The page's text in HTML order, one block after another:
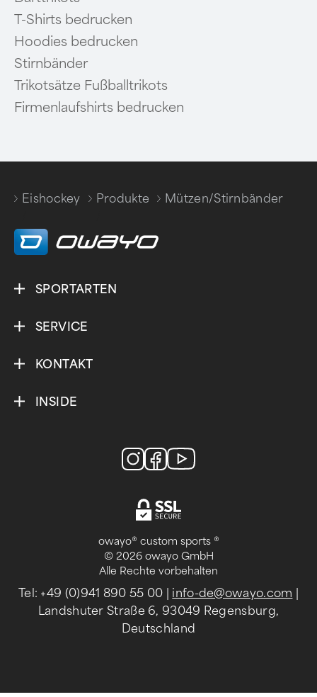
T-Shirts bedrucken
Hoodies bedrucken
Stirnbänder
Trikotsätze Fußballtrikots
Firmenlaufshirts bedrucken
Eishockey
Produkte
Mützen/Stirnbänder
SPORTARTEN
SERVICE
KONTAKT
INSIDE
owayo® custom sports ®
© 2026 owayo GmbH
Alle Rechte vorbehalten
Tel: +49 (0)941 890 55 00 info-de@owayo.com
Landshuter Straße 6, 93049 Regensburg,
Deutschland